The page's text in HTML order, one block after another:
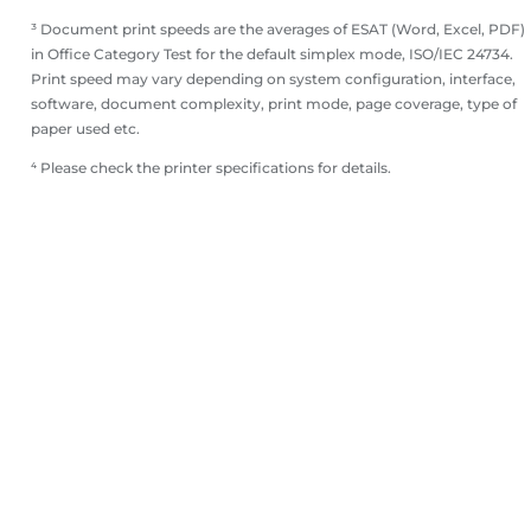
³ Document print speeds are the averages of ESAT (Word, Excel, PDF)
in Office Category Test for the default simplex mode, ISO/IEC 24734.
Print speed may vary depending on system configuration, interface,
software, document complexity, print mode, page coverage, type of
paper used etc.
⁴ Please check the printer specifications for details.